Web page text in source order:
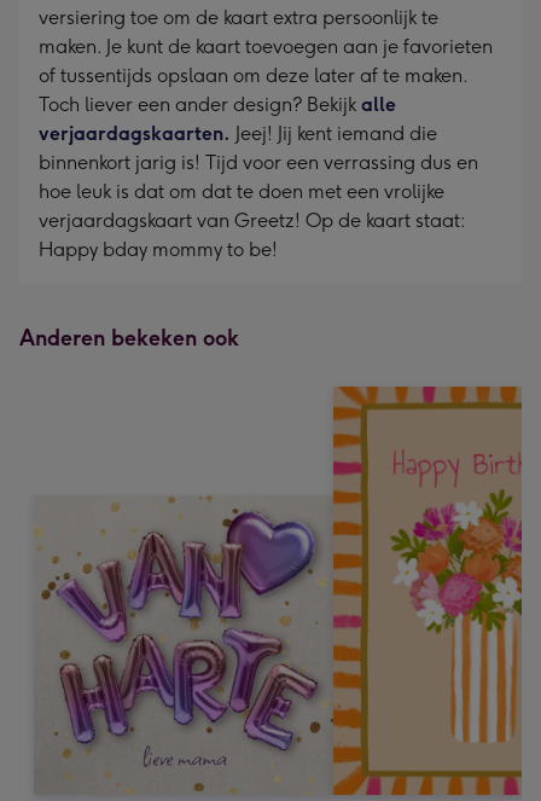
versiering toe om de kaart extra persoonlijk te
maken. Je kunt de kaart toevoegen aan je favorieten
of tussentijds opslaan om deze later af te maken.
Toch liever een ander design? Bekijk alle
verjaardagskaarten. Jeej! Jij kent iemand die
binnenkort jarig is! Tijd voor een verrassing dus en
hoe leuk is dat om dat te doen met een vrolijke
verjaardagskaart van Greetz! Op de kaart staat:
Happy bday mommy to be!
Anderen bekeken ook